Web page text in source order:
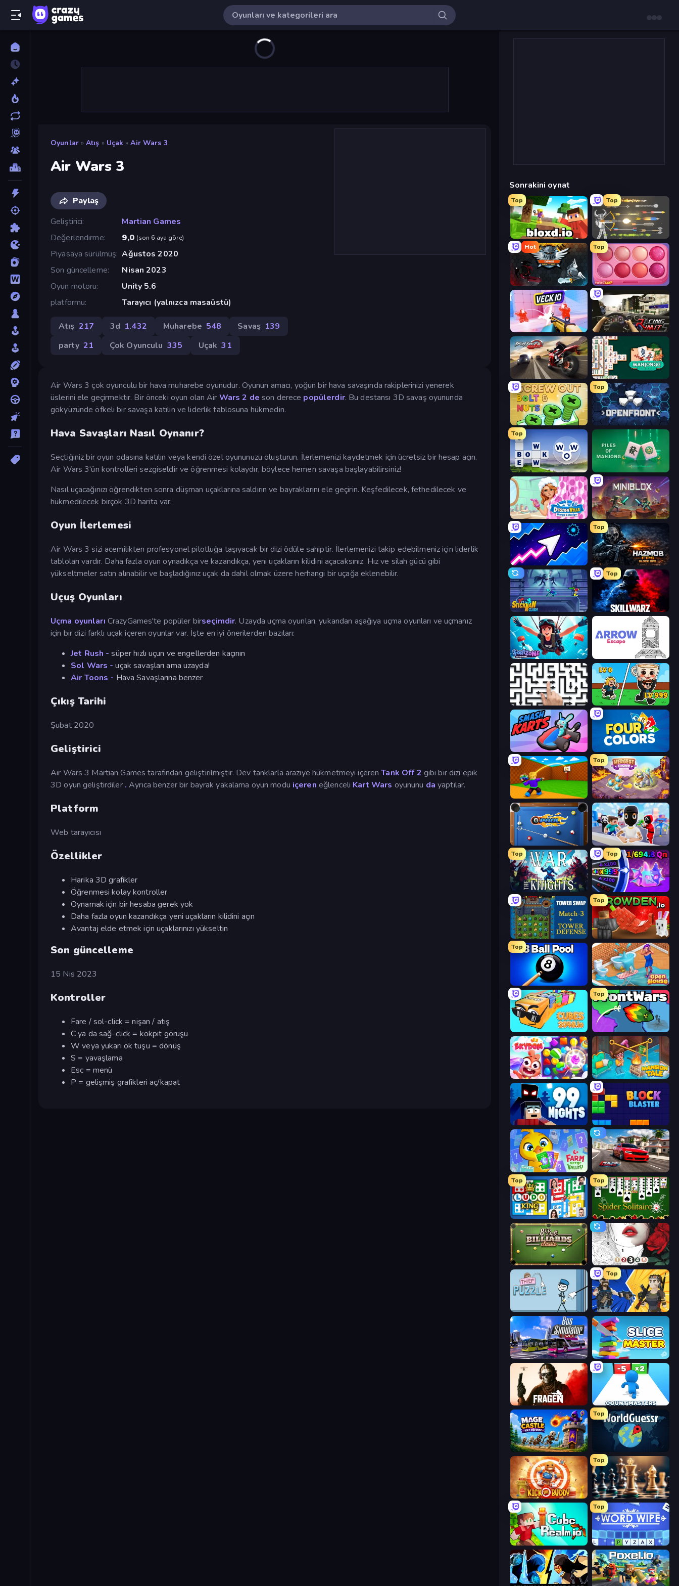
Oyunlar » Atış » Uçak » Air Wars 3
Air Wars 3
Paylaş
Geliştirici
Martian Games
Değerlendirme
9,0 (son 6 aya göre)
Piyasaya sürülmüş Ağustos 2020
Son güncelleme
Nisan 2023
Oyun motoru
Unity 5.6
platformu
Tarayıcı (yalnızca masaüstü)
Atış 217 3d 1.432 Muharebe 548 Savaş 139
party 21 Çok Oyunculu 335 Uçak 31
Air Wars 3 çok oyunculu bir hava muharebe oyunudur. Oyunun amacı, yoğun bir hava savaşında rakiplerinizi yenerek
üslerini ele geçirmektir. Bir önceki oyun olan Air Wars 2 de son derece popülerdir. Bu destansı 3D savaş oyununda
gökyüzünde öfkeli bir savaşa katılın ve liderlik tablosuna hükmedin.
Hava Savaşları Nasıl Oynanır?
Seçtiğiniz bir oyun odasına katılın veya kendi özel oyununuzu oluşturun. İlerlemenizi kaydetmek için ücretsiz bir hesap açın.
Air Wars 3'ün kontrolleri sezgiseldir ve öğrenmesi kolaydır, böylece hemen savaşa başlayabilirsiniz!
Nasıl uçacağınızı öğrendikten sonra düşman uçaklarına saldırın ve bayraklarını ele geçirin. Keşfedilecek, fethedilecek ve
hükmedilecek birçok 3D harita var.
Oyun İlerlemesi
Air Wars 3 sizi acemilikten profesyonel pilotluğa taşıyacak bir dizi ödüle sahiptir. İlerlemenizi takip edebilmeniz için liderlik
tabloları vardır. Daha fazla oyun oynadıkça ve kazandıkça, yeni uçakların kilidini açacaksınız. Hız ve silah gücü gibi
yükseltmeler satın alınabilir ve başladığınız uçak da dahil olmak üzere herhangi bir uçağa eklenebilir.
Uçuş Oyunları
Uçma oyunları CrazyGames'te popüler birseçimdir. Uzayda uçma oyunları, yukarıdan aşağıya uçma oyunları ve uçmanız
için bir dizi farklı uçak içeren oyunlar var. İşte en iyi önerilerden bazıları:
Jet Rush - süper hızlı uçun ve engellerden kaçının
Sol Wars - uçak savaşları ama uzayda!
Air Toons - Hava Savaşlarına benzer
Çıkış Tarihi
Şubat 2020
Geliştirici
Air Wars 3 Martian Games tarafından geliştirilmiştir. Dev tanklarla araziye hükmetmeyi içerenTank Off 2 gibi bir dizi epik
3D oyun geliştirdiler . Ayrıca benzer bir bayrak yakalama oyun modu içeren eğlenceli Kart Wars oyununu da yaptılar.
Platform
Web tarayıcısı
Özellikler
Harika 3D grafikler
Öğrenmesi kolay kontroller
Oynamak için bir hesaba gerek yok
Daha fazla oyun kazandıkça yeni uçakların kilidini açın
Avantaj elde etmek için uçaklarınızı yükseltin
Son güncelleme
15 Nis 2023
Kontroller
Fare / sol-click = nişan / atış
C ya da sağ-click = kokpit görüşü
W veya yukarı ok tuşu = dönüş
S = yavaşlama
Esc = menü
P = gelişmiş grafikleri aç/kapat
Sonrakini oynat
Top
Bloxd.io
Top
Ragdoll Archers
Hot
EvoWars.io
Top
Piece of Cake: Merge and Bake
Veck.io Racing Limits
Traffic Rider Mahjongg Solitaire
Screw Out: Bolts and Nuts
Top
Openfront
Top
Words of Wonders Piles of Mahjong
Designville: Merge & Design Miniblox
Space Waves
Top
Hazmob FPS: Online Shooter
Stickman Clash
Top
SkillWarz
Fortzone Battle Royale Arrow Escape
Arrow Escape: Puzzle Brainrot Arena Online
Smash Karts
Throw a Lucky Block
Top
Mergest Kingdom
8 Ball Pool
Top
War the Knights
Top
Meeland.io
Tower Swap
Top
Grow A Garden | Growden.io
Top
Open House
Cubes 2048.io
Top
FrontWars.io
Skydom Mansion Tale: Merge Secrets
99 Nights (Bloxd.io) Block Blaster
Farm Merge Valley Real Car Driving
Top
Ludo King
Top
Spider Solitaire
8 Ball Billiards Classic Numicolor
Thief Puzzle
Top
BuildNow GG
Bus Simulator: EVO Slice Master
Fragen
Mage Castle Idle Defense
Top
WorldGuessr Free GeoGuessr
Kick the Buddy
Top
Chess Free
CubeRealm.io
Top
Word Wipe